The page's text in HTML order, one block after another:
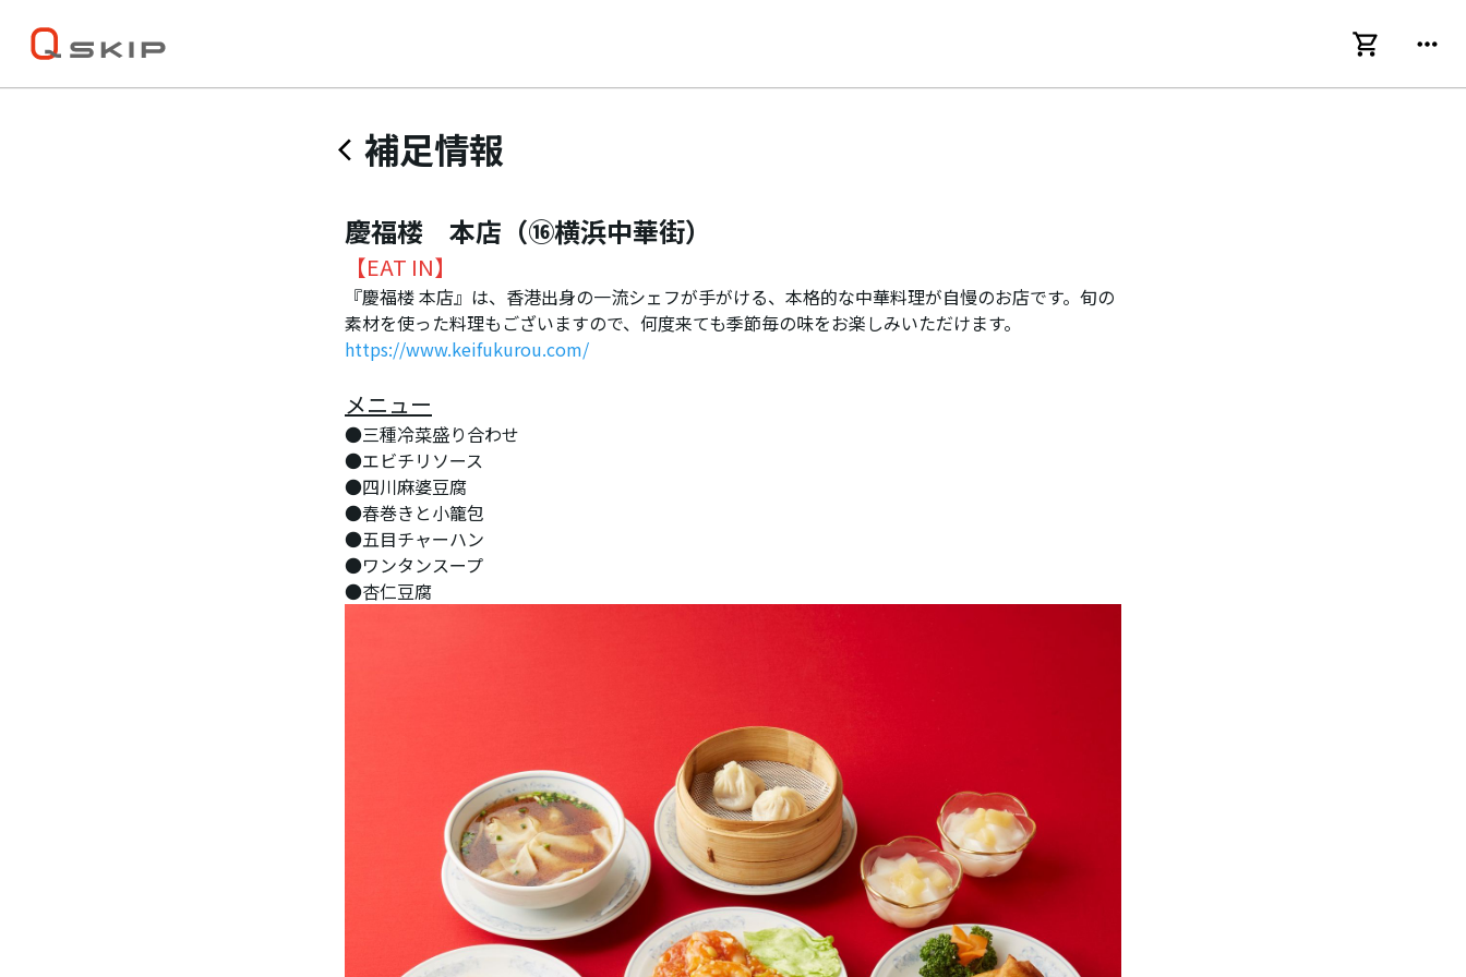
補足情報
慶福楼 本店（⑯横浜中華街）
【EAT IN】
『慶福楼 本店』は、香港出身の一流シェフが手がける、本格的な中華料理が自慢のお店です。旬の
素材を使った料理もございますので、何度来ても季節毎の味をお楽しみいただけます。
https://www.keifukurou.com/
メニュー
●三種冷菜盛り合わせ
●エビチリソース
●四川麻婆豆腐
●春巻きと小籠包
●五目チャーハン
●ワンタンスープ
●杏仁豆腐